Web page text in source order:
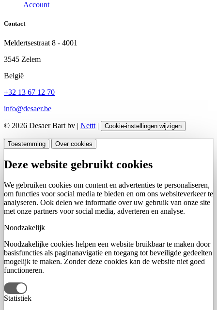
Account
Contact
Meldertsestraat 8 - 4001
3545 Zelem
België
+32 13 67 12 70
info@desaer.be
© 2026 Desaer Bart bv | Nettt | Cookie-instellingen wijzigen
Toestemming Over cookies
Deze website gebruikt cookies
We gebruiken cookies om content en advertenties te personaliseren,
om functies voor social media te bieden en om ons websiteverkeer te
analyseren. Ook delen we informatie over uw gebruik van onze site
met onze partners voor social media, adverteren en analyse.
Noodzakelijk
Noodzakelijke cookies helpen een website bruikbaar te maken door
basisfuncties als paginanavigatie en toegang tot beveiligde gedeelten
mogelijk te maken. Zonder deze cookies kan de website niet goed
functioneren.
Statistiek